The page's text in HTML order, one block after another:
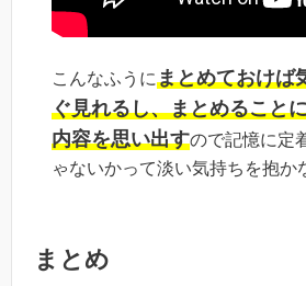
こんなふうにまとめておけば
ぐ見れるし、まとめること
内容を思い出すので記憶に定
ゃないかって淡い気持ちを抱か
まとめ